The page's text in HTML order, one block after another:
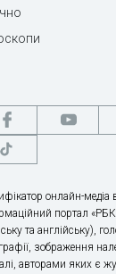
онлайн-
портал
та англійську),
зображення
авторами яких є